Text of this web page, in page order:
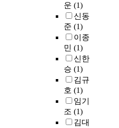
운 (1)
신동
준 (1)
이종
민 (1)
신한
승 (1)
김규
호 (1)
임기
조 (1)
김대